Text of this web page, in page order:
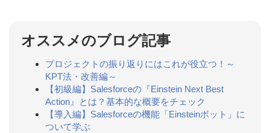
オススメのブログ記事
プロジェクトの振り返りにはこれが役立つ！～
KPT法・改善編～
【初級編】Salesforceの『Einstein Next Best
Action』とは？基本的な概要をチェック
【導入編】Salesforceの機能「Einsteinボット」に
ついて学ぶ